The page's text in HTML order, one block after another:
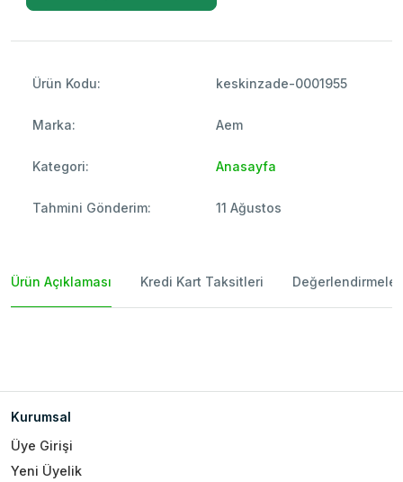
Ürün Kodu: keskinzade-0001955
Marka: Aem
Kategori: Anasayfa
Tahmini Gönderim: 11 Ağustos
Ürün Açıklaması Kredi Kart Taksitleri Değerlendirmeler
Kurumsal
Üye Girişi
Yeni Üyelik